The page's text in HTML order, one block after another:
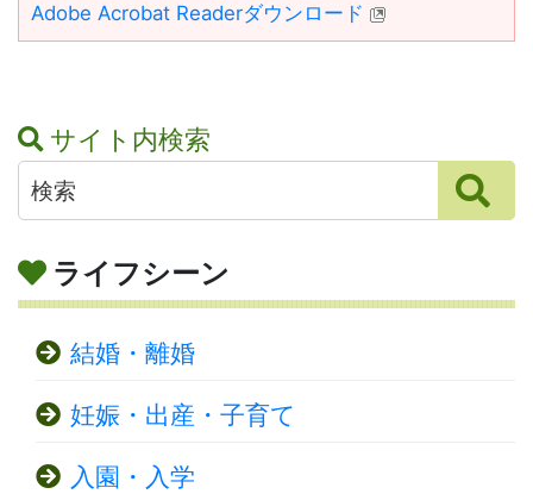
Adobe Acrobat Readerダウンロード
サイト内検索
ライフシーン
結婚・離婚
妊娠・出産・子育て
入園・入学